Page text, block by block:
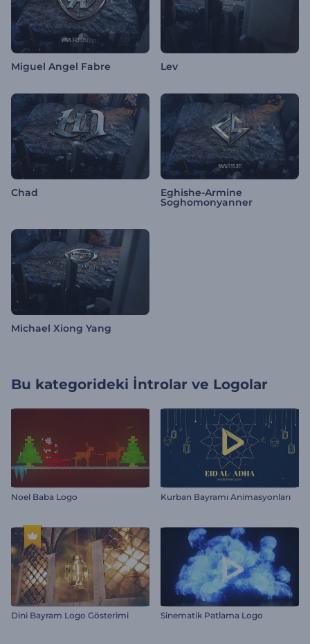
Miguel Angel Fabre Lev
Chad Eghishe-Armine
Soghomonyanner
Michael Xiong Yang
Bu kategorideki İntrolar ve Logolar
Noel Baba Logo Kurban Bayramı Animasyonları
Dini Bayram Logo Gösterimi Sinematik Patlama Logo